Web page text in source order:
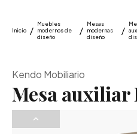
Inicio
Muebles
modernos de
diseño
Mesas
modernas
diseño
Kendo Mobiliario
Mesa auxiliar